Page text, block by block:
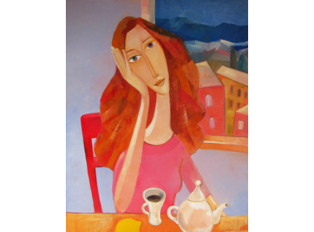
Наука
О Доме учёных
Виртуальный тур
Контакты
Вакансии